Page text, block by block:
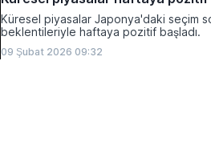
Küresel piyasalar Japonya'daki seçim
beklentileriyle haftaya pozitif başladı.
09 Şubat 2026 09:32